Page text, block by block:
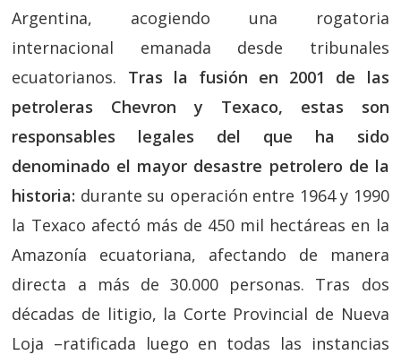
Argentina, acogiendo una rogatoria
internacional emanada desde tribunales
ecuatorianos. Tras la fusión en 2001 de las
petroleras Chevron y Texaco, estas son
responsables legales del que ha sido
denominado el mayor desastre petrolero de la
historia: durante su operación entre 1964 y 1990
la Texaco afectó más de 450 mil hectáreas en la
Amazonía ecuatoriana, afectando de manera
directa a más de 30.000 personas. Tras dos
décadas de litigio, la Corte Provincial de Nueva
Loja –ratificada luego en todas las instancias